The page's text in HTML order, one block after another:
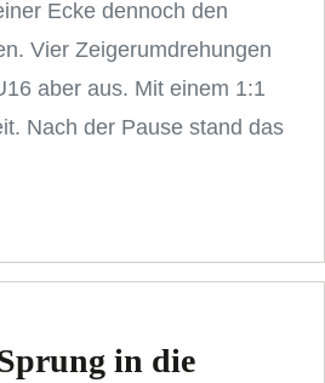
Ecke dennoch den
Vier Zeigerumdrehungen
aber aus. Mit einem 1:1
Nach der Pause stand das
in die